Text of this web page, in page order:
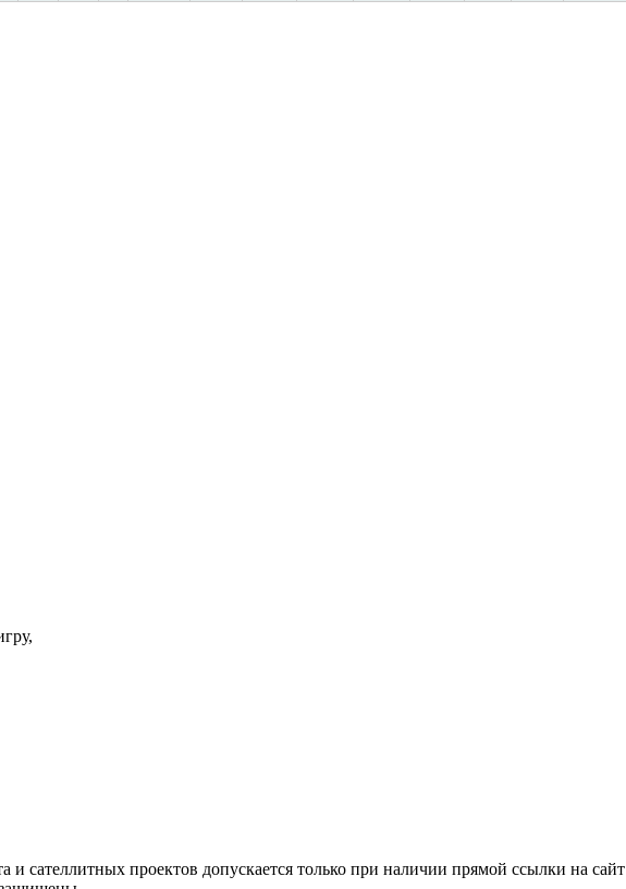
и сателлитных проектов допускается только при наличии прямой ссылки на сайт